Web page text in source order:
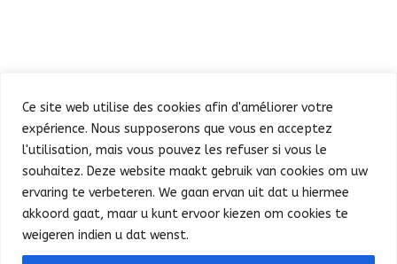
Ce site web utilise des cookies afin d'améliorer votre
expérience. Nous supposerons que vous en acceptez
l'utilisation, mais vous pouvez les refuser si vous le
souhaitez. Deze website maakt gebruik van cookies om uw
ervaring te verbeteren. We gaan ervan uit dat u hiermee
akkoord gaat, maar u kunt ervoor kiezen om cookies te
weigeren indien u dat wenst.
Defilé
Feest in de Warande
Concert en vuurwerk
Français